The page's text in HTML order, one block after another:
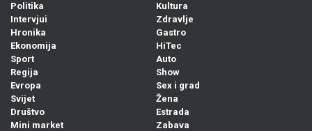
Politika
Intervjui
Hronika
Ekonomija
Sport
Regija
Evropa
Svijet
Društvo
Mini market
Kultura
Zdravlje
Gastro
HiTec
Auto
Show
Sex i grad
Žena
Estrada
Zabava